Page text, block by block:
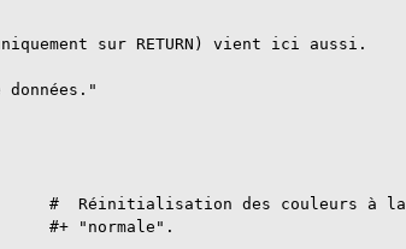
sur RETURN) vient ici aussi.
données."
Réinitialisation des couleurs à la
#+ "normale".